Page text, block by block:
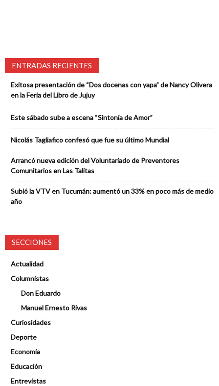
ENTRADAS RECIENTES
Exitosa presentación de “Dos docenas con yapa” de Nancy Olivera
en la Feria del Libro de Jujuy
Este sábado sube a escena “Sintonía de Amor”
Nicolás Tagliafico confesó que fue su último Mundial
Arrancó nueva edición del Voluntariado de Preventores
Comunitarios en Las Talitas
Subió la VTV en Tucumán: aumentó un 33% en poco más de medio
año
SECCIONES
Actualidad
Columnistas
Don Eduardo
Manuel Ernesto Rivas
Curiosidades
Deporte
Economía
Educación
Entrevistas